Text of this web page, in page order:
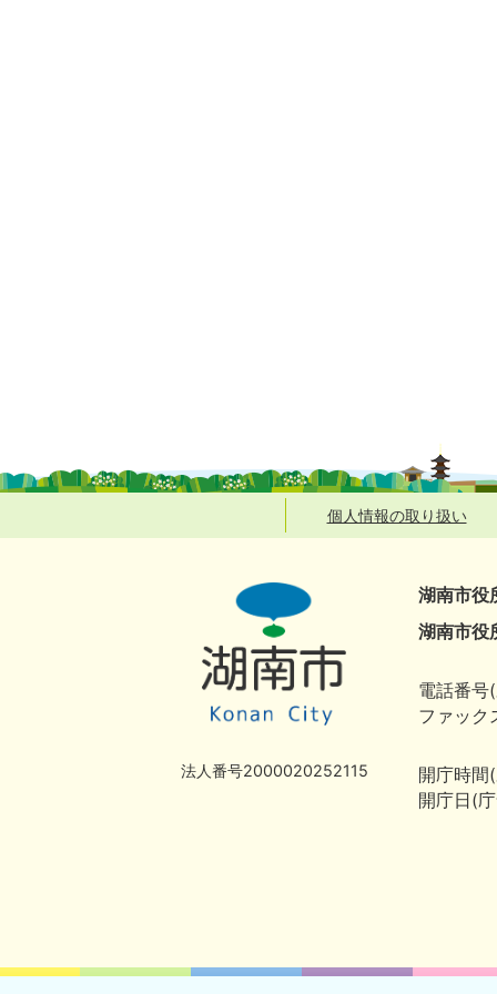
個人情報の取り扱い
法人番号2000020252115
湖南市役
湖南市役
電話番
ファッ
開庁時間
開庁日(